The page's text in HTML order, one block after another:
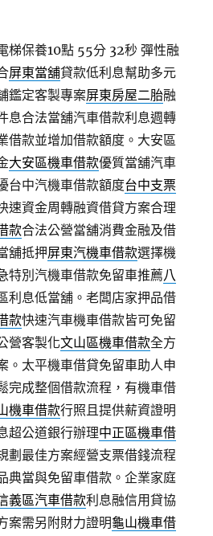
梯保養10點 55分 32秒 彈性融
屏東當舖貸款低利息幫助多元
鑑定客製專案屏東房屋二胎融
息合法當舖汽車借款利息週轉
借款並增加借款額度。大安區
大安區機車借款優質當舖汽車
台中汽機車借款額度台中支票
速資金周轉融資借貸方案合理
款合法公營當舖消費金融及借
舖抵押屏東汽機車借款選擇機
特別汽機車借款免留車推薦八
利息低當舖。老闆店家押品借
款快速汽車機車借款皆可免留
營客製化文山區機車借款全方
。太平機車借貸免留車助人申
完成整個借款流程，有機車借
機車借款行照且提供薪資證明
超公道銀行辦理中正區機車借
劃最佳方案經營支票借錢流程
典當與免留車借款。企業家庭
義區汽車借款利息融信用貸協
案需另附財力證明龜山機車借